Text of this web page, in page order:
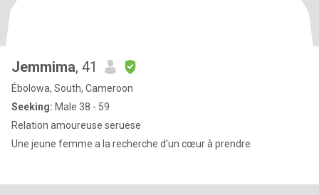
Jemmima, 41
Ébolowa, South, Cameroon
Seeking: Male 38 - 59
Relation amoureuse seruese
Une jeune femme a la recherche d'un cœur à prendre